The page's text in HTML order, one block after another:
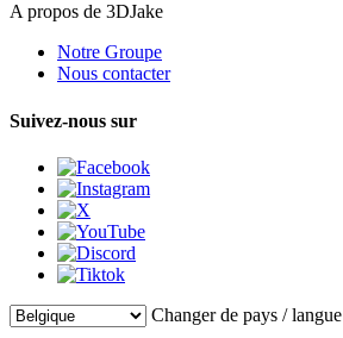
A propos de 3DJake
Notre Groupe
Nous contacter
Suivez-nous sur
Changer de pays / langue